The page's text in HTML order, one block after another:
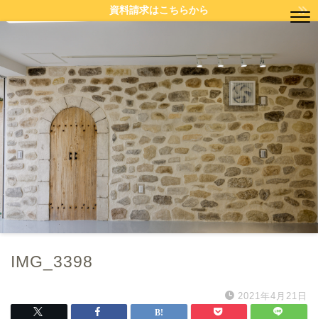
資料請求はこちらから
IMG_3398
2021年4月21日